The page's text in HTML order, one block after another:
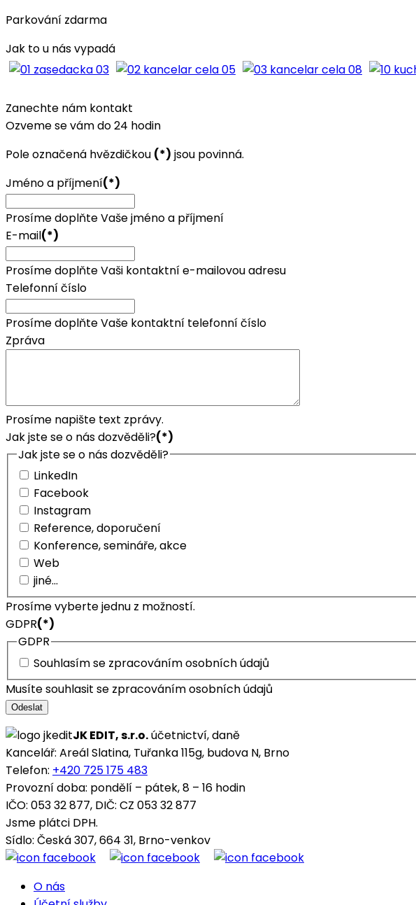
Parkování zdarma
Jak to u nás vypadá
Zanechte nám kontakt
Ozveme se vám do 24 hodin
Pole označená hvězdičkou (*) jsou povinná.
Jméno a příjmení(*)
Prosíme doplňte Vaše jméno a příjmení
E-mail(*)
Prosíme doplňte Vaši kontaktní e-mailovou adresu
Telefonní číslo
Prosíme doplňte Vaše kontaktní telefonní číslo
Zpráva
Prosíme napište text zprávy.
Jak jste se o nás dozvěděli?(*)
Jak jste se o nás dozvěděli?
LinkedIn
Facebook
Instagram
Reference, doporučení
Konference, semináře, akce
Web
jiné...
Prosíme vyberte jednu z možností.
GDPR(*)
GDPR
Souhlasím se zpracováním osobních údajů
Musíte souhlasit se zpracováním osobních údajů
Odeslat
JK EDIT, s.r.o.účetnictví, daně
Kancelář: Areál Slatina, Tuřanka 115g, budova N, Brno
Telefon: +420 725 175 483
Provozní doba: pondělí – pátek, 8 – 16 hodin
IČO: 053 32 877, DIČ: CZ 053 32 877
Jsme plátci DPH.
Sídlo: Česká 307, 664 31, Brno-venkov
O nás